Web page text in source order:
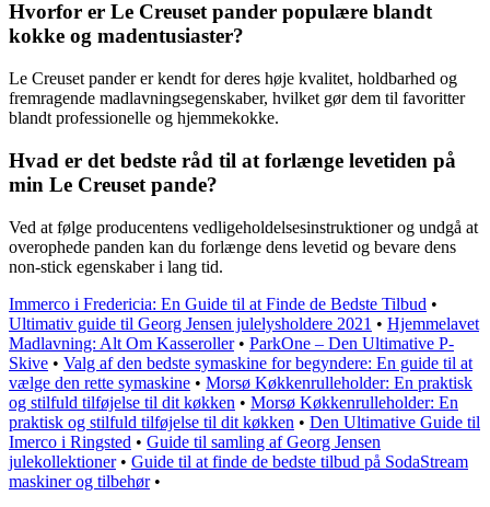
Hvorfor er Le Creuset pander populære blandt
kokke og madentusiaster?
Le Creuset pander er kendt for deres høje kvalitet, holdbarhed og
fremragende madlavningsegenskaber, hvilket gør dem til favoritter
blandt professionelle og hjemmekokke.
Hvad er det bedste råd til at forlænge levetiden på
min Le Creuset pande?
Ved at følge producentens vedligeholdelsesinstruktioner og undgå at
overophede panden kan du forlænge dens levetid og bevare dens
non-stick egenskaber i lang tid.
Immerco i Fredericia: En Guide til at Finde de Bedste Tilbud •
Ultimativ guide til Georg Jensen julelysholdere 2021 • Hjemmelavet
Madlavning: Alt Om Kasseroller• ParkOne – Den Ultimative P-
Skive • Valg af den bedste symaskine for begyndere: En guide til at
vælge den rette symaskine • Morsø Køkkenrulleholder: En praktisk
og stilfuld tilføjelse til dit køkken • Morsø Køkkenrulleholder: En
praktisk og stilfuld tilføjelse til dit køkken • Den Ultimative Guide til
Imerco i Ringsted • Guide til samling af Georg Jensen
julekollektioner• Guide til at finde de bedste tilbud på SodaStream
maskiner og tilbehør•